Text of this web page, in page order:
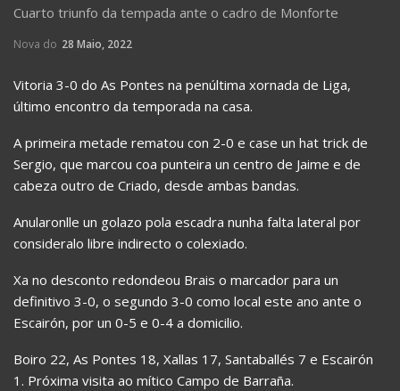
Cuarto triunfo da tempada ante o cadro de Monforte
Nova do 28 Maio, 2022
Vitoria 3-0 do As Pontes na penúltima xornada de Liga,
último encontro da temporada na casa.
A primeira metade rematou con 2-0 e case un hat trick de
Sergio, que marcou coa punteira un centro de Jaime e de
cabeza outro de Criado, desde ambas bandas.
Anularonlle un golazo pola escadra nunha falta lateral por
consideralo libre indirecto o colexiado.
Xa no desconto redondeou Brais o marcador para un
definitivo 3-0, o segundo 3-0 como local este ano ante o
Escairón, por un 0-5 e 0-4 a domicilio.
Boiro 22, As Pontes 18, Xallas 17, Santaballés 7 e Escairón
1. Próxima visita ao mítico Campo de Barraña.